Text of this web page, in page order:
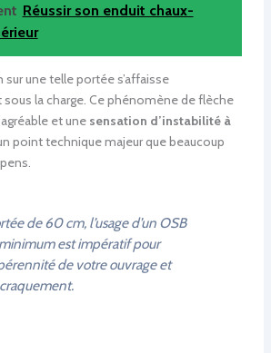
Réussir son enduit chaux-
une telle portée s’affaisse
la charge. Ce phénomène de flèche
et une sensation d’instabilité à
un point technique majeur que beaucoup
de 60 cm, l’usage d’un OSB
est impératif pour
de votre ouvrage et